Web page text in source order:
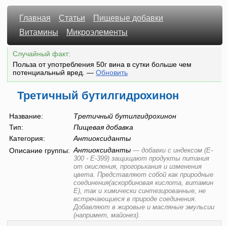
Главная Статьи
Пищевые добавки
Витамины
Микроэлементы
Случайный факт:
Польза от употребления 50г вина в сутки больше чем
потенциальный вред. — Обновить
Третичный бутилгидрохинон
Название:
Третичный бутилгидрохинон
Тип:
Пищевая добавка
Категория:
Антиоксиданты
Описание группы: Антиоксиданты — добавки с индексом (E-
300 - E-399) защищают продукты питания
от окисления, прогорькания и изменения
цвета. Представляют собой как природные
соединения(аскорбиновая кислота, витамин
Е), так и химически синтезированные, не
встречающиеся в природе соединения.
Добавляют в жировые и масляные эмульсии
(напримет, майонез).